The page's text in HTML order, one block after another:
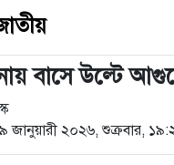
বাসে উল্টে
৯ জানুয়ারী ২০২৬, শুক্রবার,